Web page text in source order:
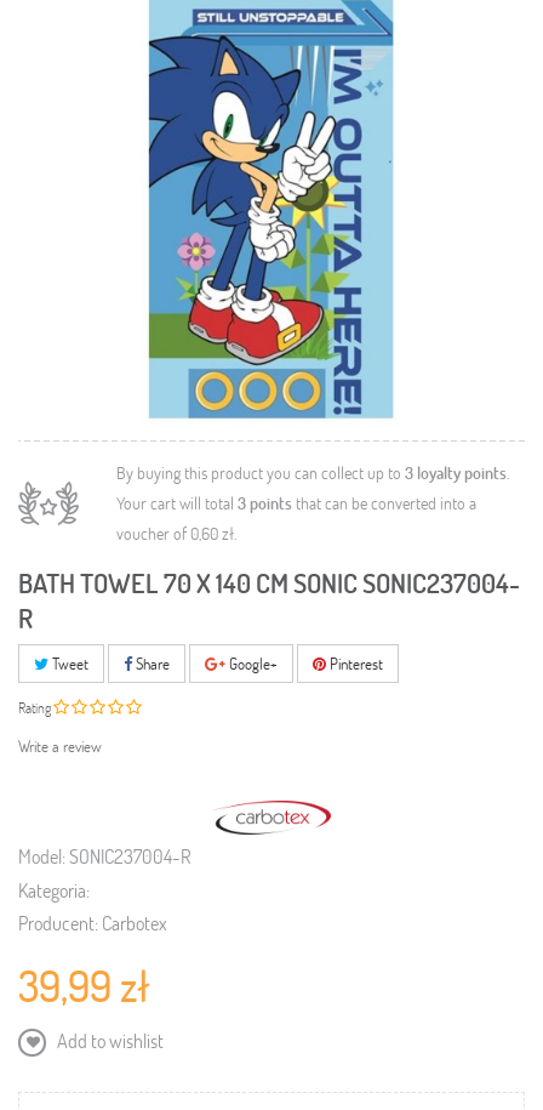
By buying this product you can collect up to 3 loyalty points.
Your cart will total 3points that can be converted into a
voucher of 0,60 zł.
BATH TOWEL 70 X 140 CM SONIC SONIC237004-
R
Tweet Share Google+ Pinterest
Rating
Write a review
Model:SONIC237004-R
Kategoria:
Producent: Carbotex
39,99 zł
Add to wishlist